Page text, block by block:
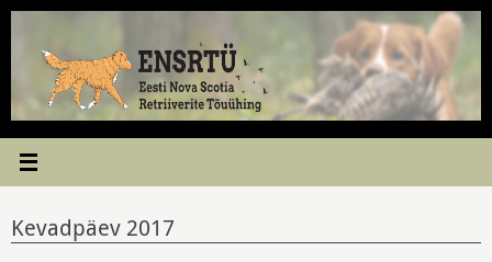
Skip
Kevadpäev 2017